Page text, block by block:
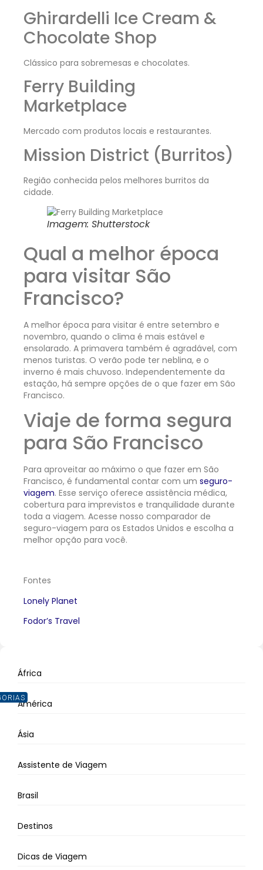
Ghirardelli Ice Cream &
Chocolate Shop
Clássico para sobremesas e chocolates.
Ferry Building
Marketplace
Mercado com produtos locais e restaurantes.
Mission District (Burritos)
Região conhecida pelos melhores burritos da
cidade.
Imagem: Shutterstock
Qual a melhor época
para visitar São
Francisco?
A melhor época para visitar é entre setembro e
novembro, quando o clima é mais estável e
ensolarado. A primavera também é agradável, com
menos turistas. O verão pode ter neblina, e o
inverno é mais chuvoso. Independentemente da
estação, há sempre opções de o que fazer em São
Francisco.
Viaje de forma segura
para São Francisco
Para aproveitar ao máximo o que fazer em São
Francisco, é fundamental contar com um seguro-
viagem. Esse serviço oferece assistência médica,
cobertura para imprevistos e tranquilidade durante
toda a viagem. Acesse nosso comparador de
seguro-viagem para os Estados Unidos e escolha a
melhor opção para você.
Fontes
Lonely Planet
Fodor’s Travel
África
América
Ásia
Assistente de Viagem
Brasil
Destinos
Dicas de Viagem